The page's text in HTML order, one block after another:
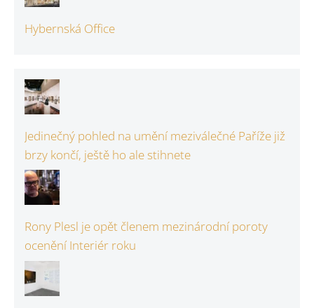
Hybernská Office
Jedinečný pohled na umění meziválečné Paříže již
brzy končí, ještě ho ale stihnete
Rony Plesl je opět členem mezinárodní poroty
ocenění Interiér roku